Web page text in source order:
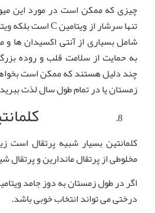
چیزی که ممکن است در مورد این
شامل بسیاری از آنتی اکسیدان ها
به حمایت از سلامت قلب و روده
چند دلیل هستند که ممکن است
زمستان یا در تمام طول سال لذت
کلمانتین بسیار شبیه پرتقال است
مخلوطی از پرتقال ماندارین و
درختی می تواند انتخاب خوبی باشد.